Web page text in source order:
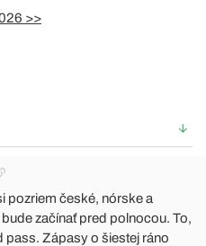
>>
pozriem české, nórske a
začínať pred polnocou. To,
Zápasy o šiestej ráno